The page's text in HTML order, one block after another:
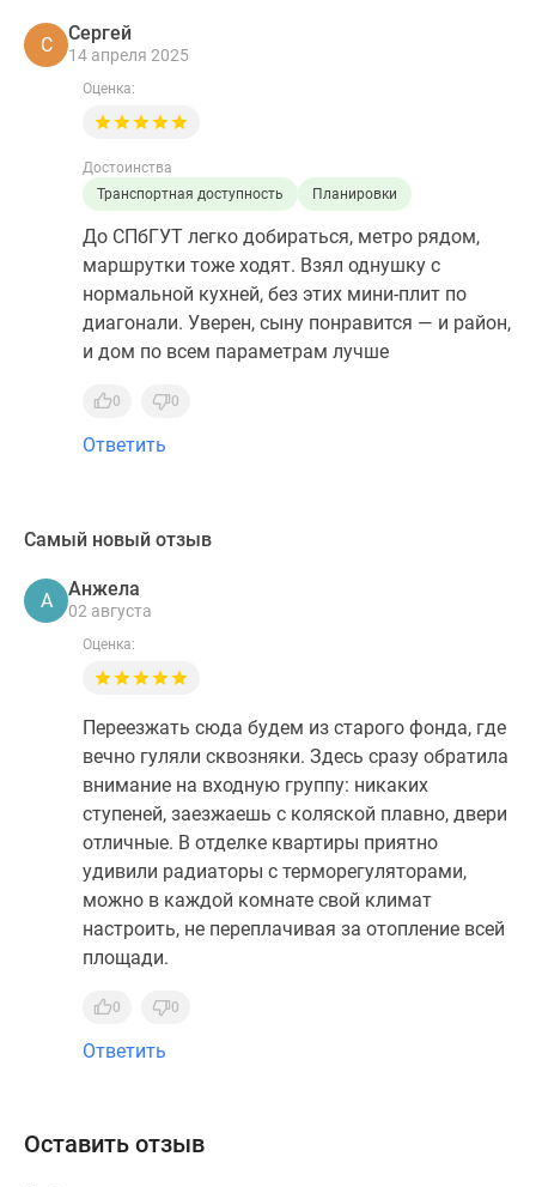
С
Сергей
14 апреля 2025
Оценка:
Достоинства
Транспортная доступность
Планировки
До СПбГУТ легко добираться, метро рядом,
маршрутки тоже ходят. Взял однушку с
нормальной кухней, без этих мини-плит по
диагонали. Уверен, сыну понравится — и район,
и дом по всем параметрам лучше
0 0
Ответить
Самый новый отзыв
А
Анжела
02 августа
Оценка:
Переезжать сюда будем из старого фонда, где
вечно гуляли сквозняки. Здесь сразу обратила
внимание на входную группу: никаких
ступеней, заезжаешь с коляской плавно, двери
отличные. В отделке квартиры приятно
удивили радиаторы с терморегуляторами,
можно в каждой комнате свой климат
настроить, не переплачивая за отопление всей
площади.
0 0
Ответить
Оставить отзыв